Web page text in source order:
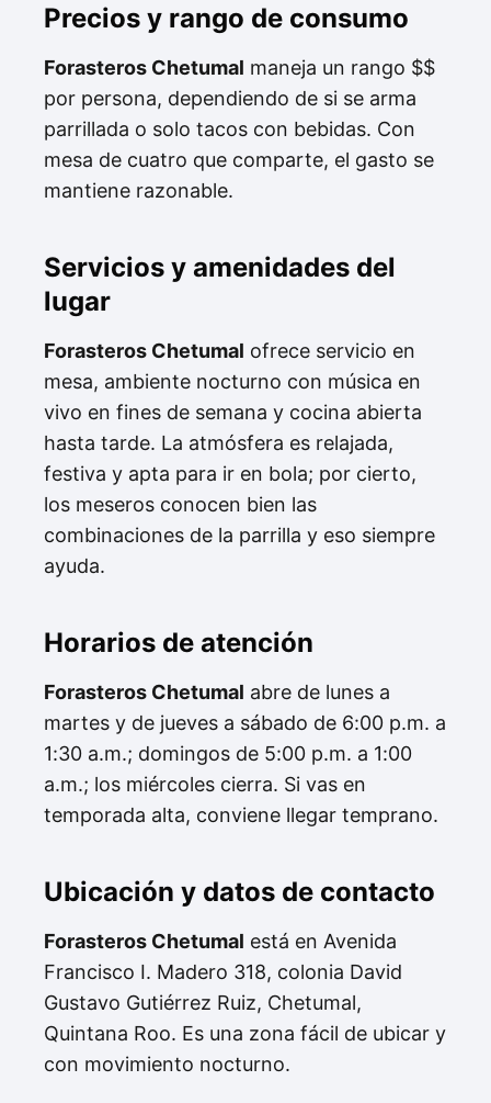
Precios y rango de consumo
Forasteros Chetumal maneja un rango $$
por persona, dependiendo de si se arma
parrillada o solo tacos con bebidas. Con
mesa de cuatro que comparte, el gasto se
mantiene razonable.
Servicios y amenidades del
lugar
Forasteros Chetumal ofrece servicio en
mesa, ambiente nocturno con música en
vivo en fines de semana y cocina abierta
hasta tarde. La atmósfera es relajada,
festiva y apta para ir en bola; por cierto,
los meseros conocen bien las
combinaciones de la parrilla y eso siempre
ayuda.
Horarios de atención
Forasteros Chetumal abre de lunes a
martes y de jueves a sábado de 6:00 p.m. a
1:30 a.m.; domingos de 5:00 p.m. a 1:00
a.m.; los miércoles cierra. Si vas en
temporada alta, conviene llegar temprano.
Ubicación y datos de contacto
Forasteros Chetumal está en Avenida
Francisco I. Madero 318, colonia David
Gustavo Gutiérrez Ruiz, Chetumal,
Quintana Roo. Es una zona fácil de ubicar y
con movimiento nocturno.